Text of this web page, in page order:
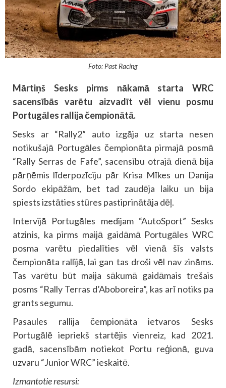
Foto: Past Racing
Mārtiņš Sesks pirms nākamā starta WRC
sacensībās varētu aizvadīt vēl vienu posmu
Portugāles rallija čempionātā.
Sesks ar “Rally2” auto izgāja uz starta nesen
notikušajā Portugāles čempionāta pirmajā posmā
“Rally Serras de Fafe”, sacensību otrajā dienā bija
pārņēmis līderpozīciju pār Krisa Mīkes un Danija
Sordo ekipāžām, bet tad zaudēja laiku un bija
spiests izstāties stūres pastiprinātāja dēļ.
Intervijā Portugāles medijam “AutoSport” Sesks
atzinis, ka pirms maijā gaidāmā Portugāles WRC
posma varētu piedalīties vēl vienā šīs valsts
čempionāta rallijā, lai gan tas droši vēl nav zināms.
Tas varētu būt maija sākumā gaidāmais trešais
posms “Rally Terras d’Aboboreira”, kas arī notiks pa
grants segumu.
Pasaules rallija čempionāta ietvaros Sesks
Portugālē iepriekš startējis vienreiz, kad 2021.
gadā, sacensībām notiekot Portu reģionā, guva
uzvaru “Junior WRC” ieskaitē.
Izmantotie resursi: